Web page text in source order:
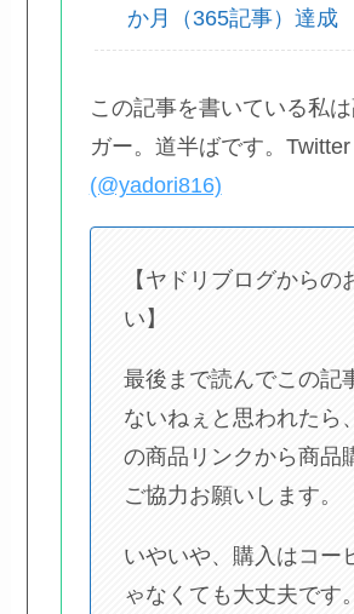
か月（365記事）達成
この記事を書いている私
ガー。道半ばです。Twitter
(@yadori816)
【ヤドリブログからの
い】
最後まで読んでこの記
ないねぇと思われたら
の商品リンクから商品
ご協力お願いします。
いやいや、購入はコー
ゃなくても大丈夫です。